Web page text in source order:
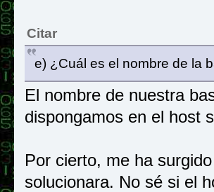
Citar
e) ¿Cuál es el nombre de la
El nombre de nuestra
dispongamos en el host
Por cierto, me ha
solucionara. No sé si el